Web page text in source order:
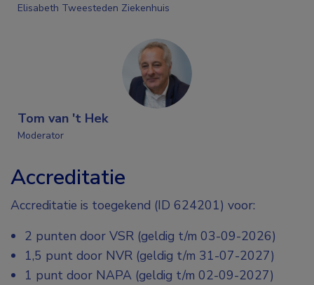
Elisabeth Tweesteden Ziekenhuis
Tom van 't Hek
Moderator
Accreditatie
Accreditatie is toegekend (ID 624201) voor:
2 punten door VSR (geldig t/m 03-09-2026)
1,5 punt door NVR (geldig t/m 31-07-2027)
1 punt door NAPA (geldig t/m 02-09-2027)